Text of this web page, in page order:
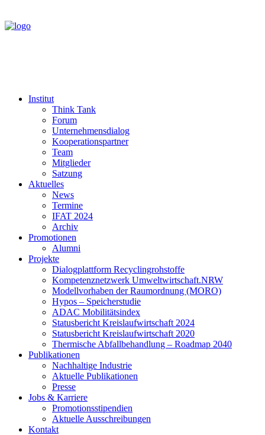
Institut
Think Tank
Forum
Unternehmensdialog
Kooperationspartner
Team
Mitglieder
Satzung
Aktuelles
News
Termine
IFAT 2024
Archiv
Promotionen
Alumni
Projekte
Dialogplattform Recyclingrohstoffe
Kompetenznetzwerk Umweltwirtschaft.NRW
Modellvorhaben der Raumordnung (MORO)
Hypos – Speicherstudie
ADAC Mobilitätsindex
Statusbericht Kreislaufwirtschaft 2024
Statusbericht Kreislaufwirtschaft 2020
Thermische Abfallbehandlung – Roadmap 2040
Publikationen
Nachhaltige Industrie
Aktuelle Publikationen
Presse
Jobs & Karriere
Promotionsstipendien
Aktuelle Ausschreibungen
Kontakt